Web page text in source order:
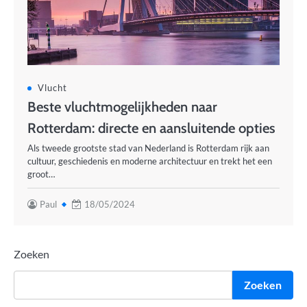
Vlucht
Beste vluchtmogelijkheden naar
Rotterdam: directe en aansluitende opties
Als tweede grootste stad van Nederland is Rotterdam rijk aan
cultuur, geschiedenis en moderne architectuur en trekt het een
groot…
Paul 18/05/2024
Zoeken
Zoeken